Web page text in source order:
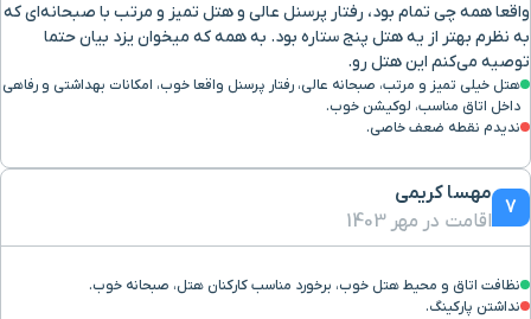
مرکز خرید آریا
دخمه زرتشتیان
آبشار دره گاهان
واقعا همه چی تمام بود، رفتار پرسنل عالی و هتل تمیز و مرتب با صبحانه‌ای که
به نظرم بهتر از یه هتل پنج ستاره بود. به همه که میخوان یزد بیان حتما
توصیه می‌کنم این هتل رو.
هتل خیلی تمیز و مرتب، صبحانه عالی، رفتار پرسنل واقعا خوب، امکانات بهداشتی و رفاهی
داخل اتاق مناسب، لوکیشن خوب.
ندیدم نقطه ضعف خاصی.
7
مهسا کریمی
اقامت در مهر 1403
نظافت اتاق و محیط هتل خوب، برخورد مناسب کارکنان هتل، صبحانه خوب.
نداشتن پارکینگ.